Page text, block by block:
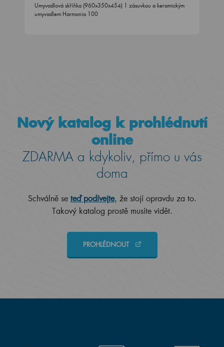
Umyvadlová skříňka (960x350x454) 1 zásuvkou a keramickým
umyvadlem Harmonia 100
Nový katalog k prohlédnutí
online
ZDARMA a kdykoliv, přímo u vás
doma
Schválně se teď podívejte, že stojí opravdu za to.
Takový katalog prostě musíte vidět.
PROHLÉDNOUT